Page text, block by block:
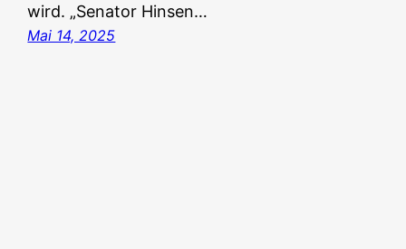
wird. „Senator Hinsen…
Mai 14, 2025